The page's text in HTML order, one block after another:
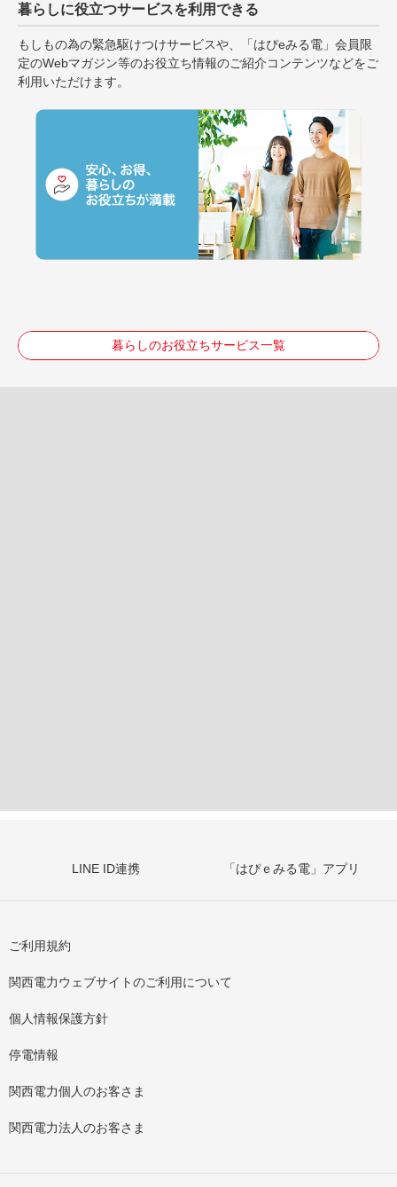
暮らしに役立つサービスを利用できる
もしもの為の緊急駆けつけサービスや、「はぴeみる電」会員限
定のWebマガジン等のお役立ち情報のご紹介コンテンツなどをご
利用いただけます。
暮らしのお役立ちサービス一覧
LINE ID連携 「はぴｅみる電」アプリ
ご利用規約
関西電力ウェブサイトのご利用について
個人情報保護方針
停電情報
関西電力個人のお客さま
関西電力法人のお客さま